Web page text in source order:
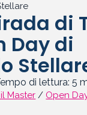
di
Day di
di lettura:5
Master / Open